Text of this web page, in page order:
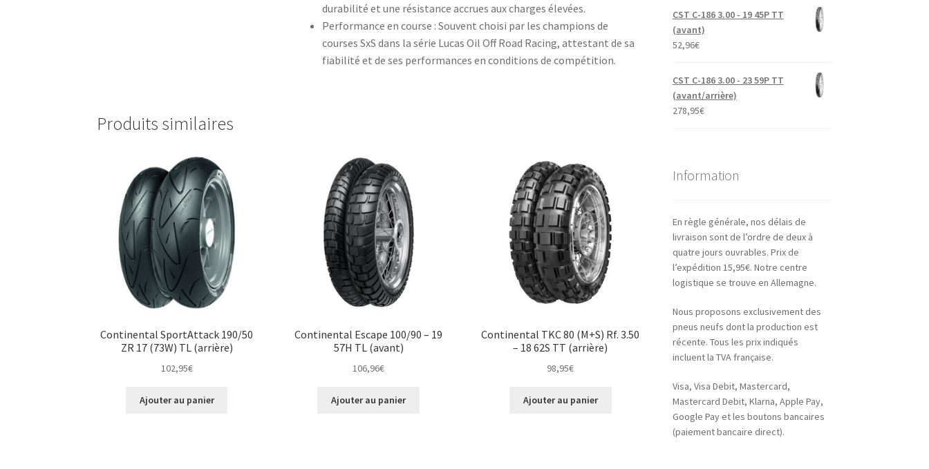
durabilité et une résistance accrues aux charges élevées.
Performance en course : Souvent choisi par les champions de
courses SxS dans la série Lucas Oil Off Road Racing, attestant de sa
fiabilité et de ses performances en conditions de compétition.
Produits similaires
Continental SportAttack 190/50
ZR 17 (73W) TL (arrière)
102,95€
Ajouter au panier
Continental Escape 100/90 – 19
57H TL (avant)
106,96€
Ajouter au panier
Continental TKC 80 (M+S) Rf. 3.50
– 18 62S TT (arrière)
98,95€
Ajouter au panier
CST C-186 3.00 - 19 45P TT
(avant)
52,96€
CST C-186 3.00 - 23 59P TT
(avant/arrière)
278,95€
Information
En règle générale, nos délais de
livraison sont de l’ordre de deux à
quatre jours ouvrables. Prix de
l’expédition 15,95€. Notre centre
logistique se trouve en Allemagne.
Nous proposons exclusivement des
pneus neufs dont la production est
récente. Tous les prix indiqués
incluent la TVA française.
Visa, Visa Debit, Mastercard,
Mastercard Debit, Klarna, Apple Pay,
Google Pay et les boutons bancaires
(paiement bancaire direct).